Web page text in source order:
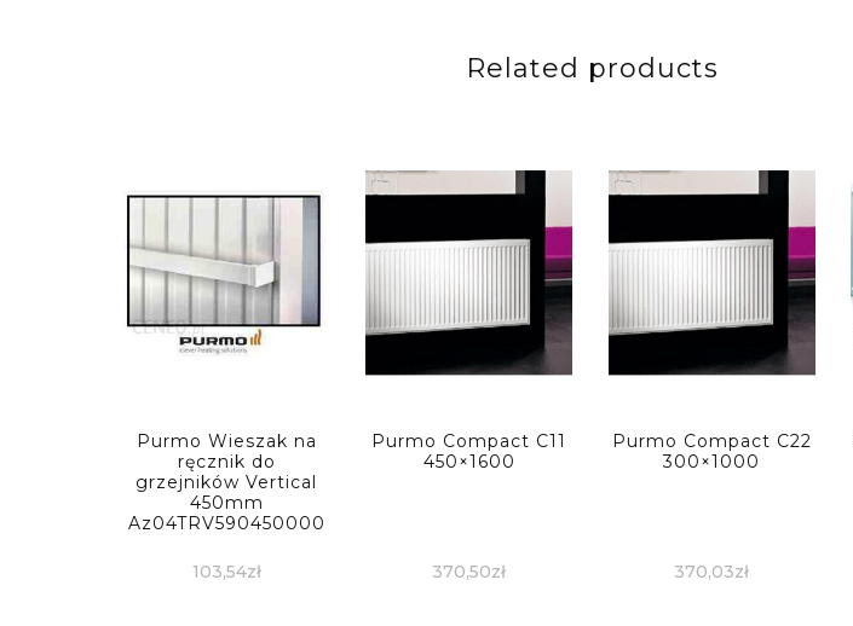
Related products
Purmo Wieszak na
ręcznik do
grzejników Vertical
450mm
Az04TRV590450000
103,54zł
Purmo Compact C11
450×1600
370,50zł
Purmo Compact C22
300×1000
370,03zł